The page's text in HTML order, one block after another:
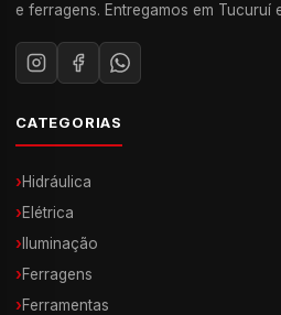
e ferragens. Entregamos em Tucuruí
CATEGORIAS
›Hidráulica
›Elétrica
› Iluminação
›Ferragens
›Ferramentas